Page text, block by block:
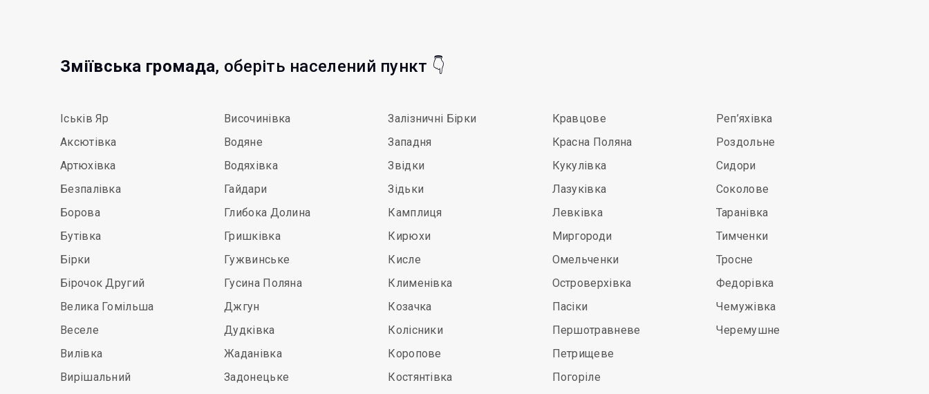
Зміївська громада, оберіть населений пункт 👇
Іськів Яр
Аксютівка
Артюхівка
Безпалівка
Борова
Бутівка
Бірки
Бірочок Другий
Велика Гомільша
Веселе
Вилівка
Вирішальний
Височинівка
Водяне
Водяхівка
Гайдари
Глибока Долина
Гришківка
Гужвинське
Гусина Поляна
Джгун
Дудківка
Жаданівка
Задонецьке
Залізничні Бірки
Западня
Звідки
Зідьки
Камплиця
Кирюхи
Кисле
Клименівка
Козачка
Колісники
Коропове
Костянтівка
Кравцове
Красна Поляна
Кукулівка
Лазуківка
Левківка
Миргороди
Омельченки
Островерхівка
Пасіки
Першотравневе
Петрищеве
Погоріле
Реп’яхівка
Роздольне
Сидори
Соколове
Таранівка
Тимченки
Тросне
Федорівка
Чемужівка
Черемушне